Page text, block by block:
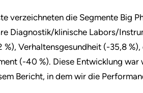
verzeichneten die Segmente Big
Diagnostik/klinische Labors/
%), Verhaltensgesundheit (-35,8
(-40 %). Diese Entwicklung
Bericht, in dem wir die